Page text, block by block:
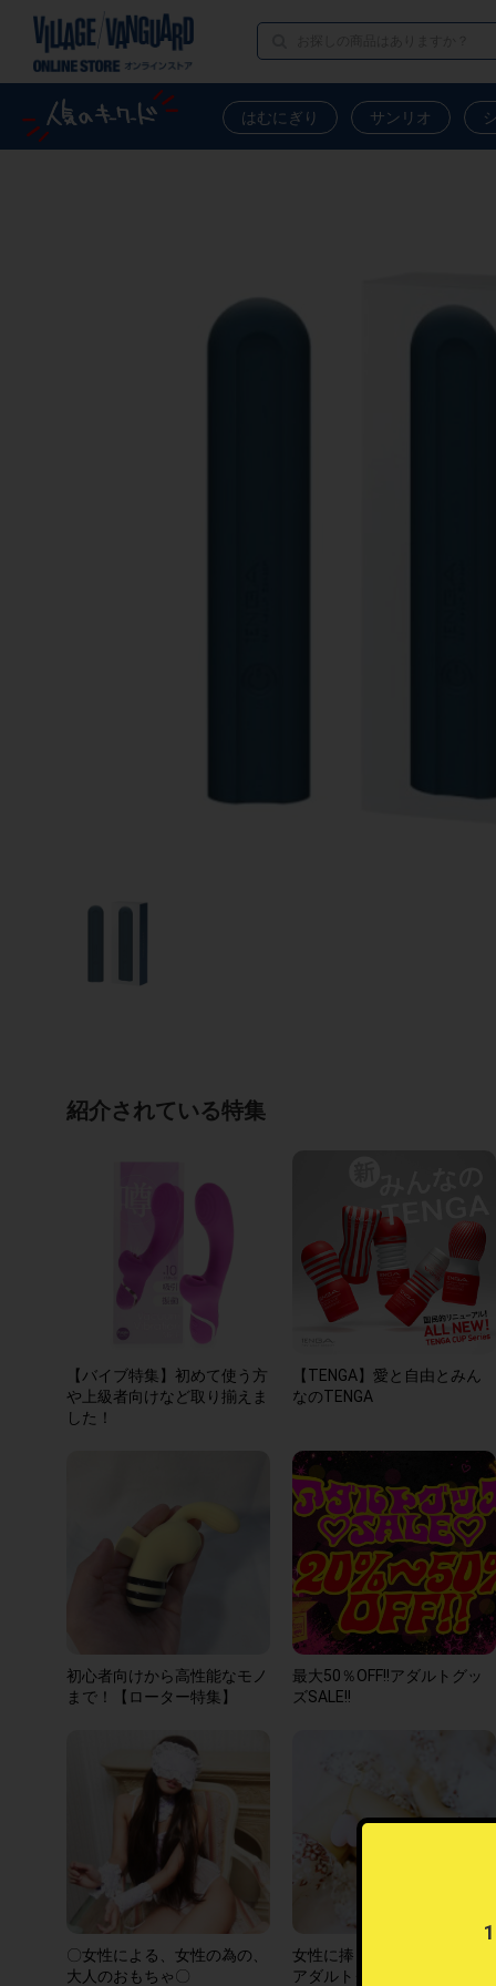
はむにぎり サンリオ
紹介されている特集
【バイブ特集】初めて使う方
や上級者向けなど取り揃えま
した！
【TENGA】愛と自由とみん
なのTENGA
初心者向けから高性能なモノ
まで！【ローター特集】
最大50％OFF!!アダルトグッ
ズSALE!!
〇女性による、女性の為の、
大人のおもちゃ〇
女性に捧ぐ、「本気で凄い」
アダルトグッズ